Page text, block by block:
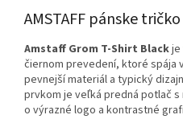
AMSTAFF pánske tričko
Amstaff Grom T-Shirt Blackje
čiernom prevedení, ktoré
pevnejší materiál a typický
prvkom je veľká predná potlač
o výrazné logo a kontrastné